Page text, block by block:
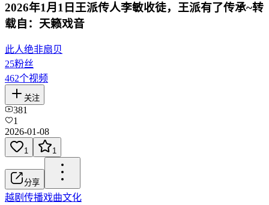
2026年1月1日王派传人李敏收徒，王派有了传承~转
载自：天籁戏音
此人绝非扇贝
25粉丝
462个视频
关注
381
1
2026-01-08
1 1
分享
越剧 传播戏曲文化